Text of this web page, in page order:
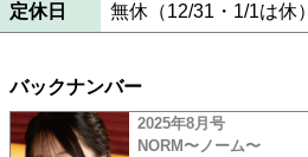
定休日 無休（12/31・1/1は休）
バックナンバー
2025年8月号
NORM〜ノーム〜